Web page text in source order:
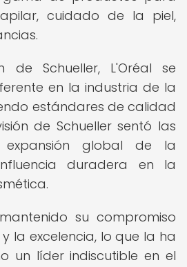
cuidado de la piel,
de Schueller, L'Oréal se
en la industria de la
estándares de calidad
de Schueller sentó las
global de la
duradera en la
su compromiso
la excelencia, lo que la ha
un líder indiscutible en el